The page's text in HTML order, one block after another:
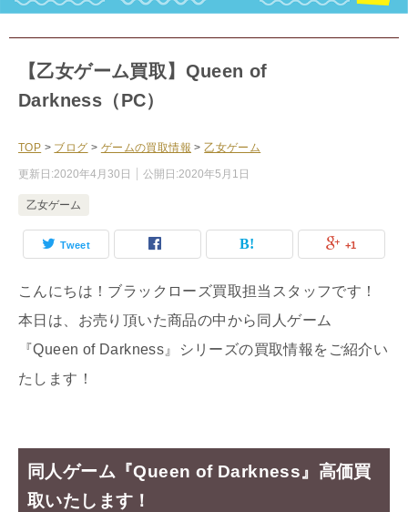
【乙女ゲーム買取】Queen of
Darkness（PC）
TOP > ブログ > ゲームの買取情報 >乙女ゲーム
更新日:2020年4月30日 公開日:2020年5月1日
乙女ゲーム
Tweet +1
こんにちは！ブラックローズ買取担当スタッフです！
本日は、お売り頂いた商品の中から同人ゲーム
『Queen of Darkness』シリーズの買取情報をご紹介い
たします！
同人ゲーム『Queen of Darkness』高価買
取いたします！